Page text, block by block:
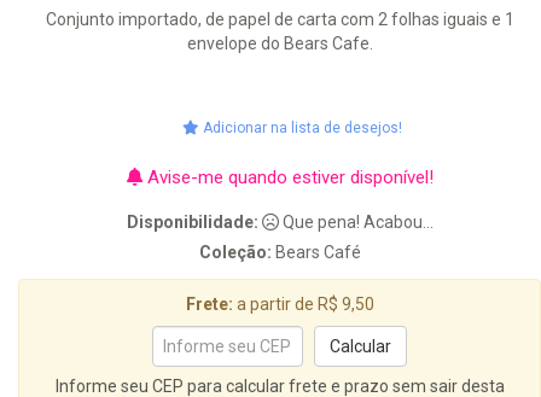
Conjunto importado, de papel de carta com 2 folhas iguais e 1
envelope do Bears Cafe.
Adicionar na lista de desejos!
Avise-me quando estiver disponível!
Disponibilidade:
Que pena! Acabou...
Coleção: Bears Café
Frete: a partir de R$ 9,50
Informe seu CEP para calcular frete e prazo sem sair desta